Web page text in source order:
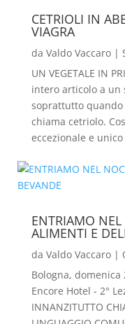
CETRIOLI IN
VIAGRA
da Valdo Vaccaro|
UN VEGETALE IN
intero articolo a un
soprattutto
chiama cetriolo.
eccezionale e
ENTRIAMO
ALIMENTI E
da Valdo Vaccaro|
Bologna, domenica
Encore Hotel - 2°
INNANZITUTTO